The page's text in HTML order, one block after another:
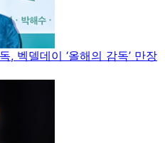
, 벡델데이 ‘올해의 감독’ 만장